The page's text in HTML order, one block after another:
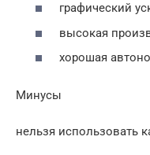
графический
высокая
хорошая
Минусы
нельзя использовать